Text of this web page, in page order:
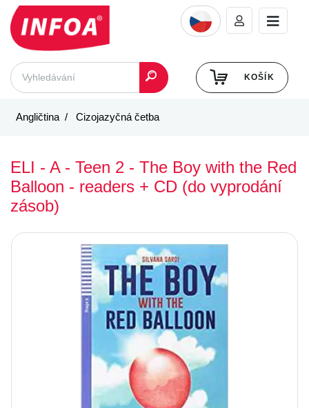
KOŠÍK
Angličtina Cizojazyčná četba
ELI - A - Teen 2 - The Boy with the Red
Balloon - readers + CD (do vyprodání
zásob)